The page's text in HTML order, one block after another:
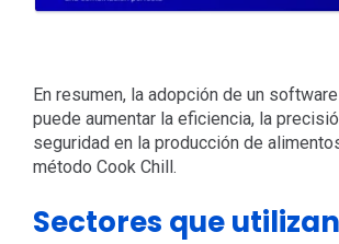
En resumen, la adopción de un
puede aumentar la eficiencia, la
seguridad en la producción de
método Cook Chill.
Sectores que utilizan